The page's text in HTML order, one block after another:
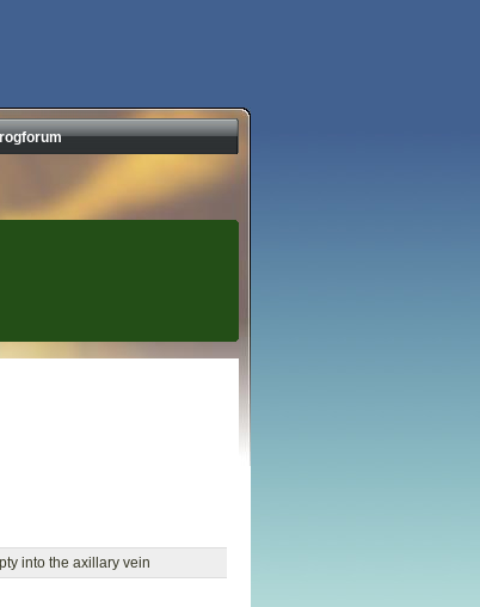
into the axillary vein